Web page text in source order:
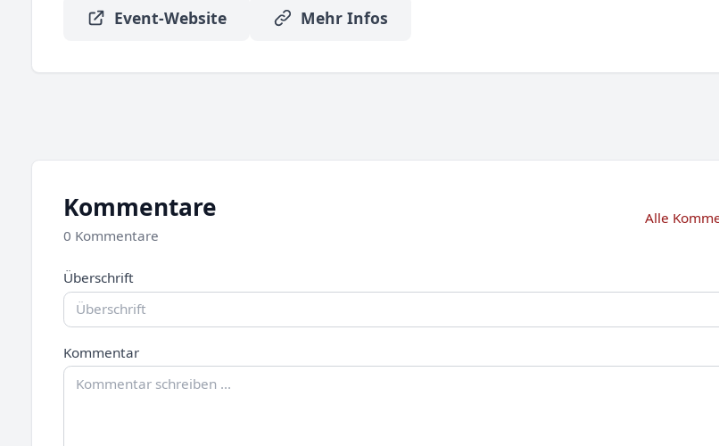
Event-Website Mehr Infos
Kommentare
0 Kommentare
Alle
Überschrift
Kommentar